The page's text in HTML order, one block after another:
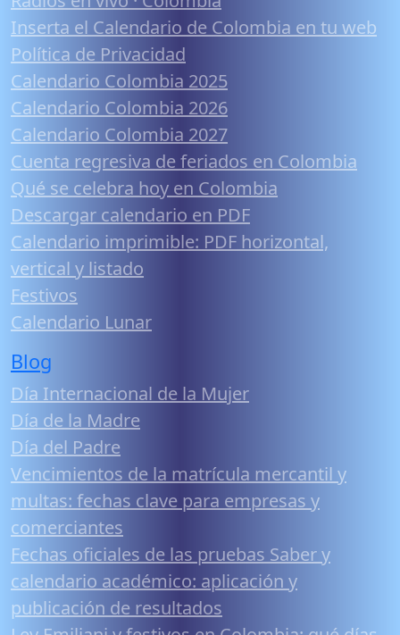
Inserta el Calendario de Colombia en tu web
Política de Privacidad
Calendario Colombia 2025
Calendario Colombia 2026
Calendario Colombia 2027
Cuenta regresiva de feriados en Colombia
Qué se celebra hoy en Colombia
Descargar calendario en PDF
Calendario imprimible: PDF horizontal,
vertical y listado
Festivos
Calendario Lunar
Blog
Día Internacional de la Mujer
Día de la Madre
Día del Padre
Vencimientos de la matrícula mercantil y
multas: fechas clave para empresas y
comerciantes
Fechas oficiales de las pruebas Saber y
calendario académico: aplicación y
publicación de resultados